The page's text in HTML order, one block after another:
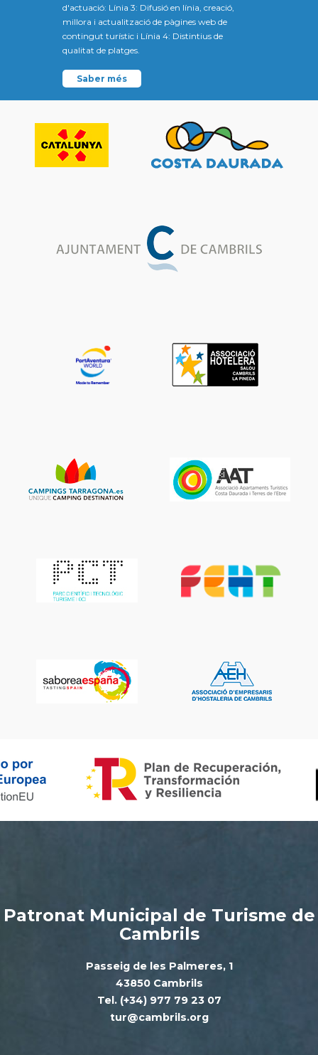
d'actuació: Línia 3: Difusió en línia, creació,
millora i actualització de pàgines web de
contingut turístic i Línia 4: Distintius de
qualitat de platges.
Saber més
Patronat Municipal de Turisme de
Cambrils
Passeig de les Palmeres, 1
43850 Cambrils
Tel. (+34) 977 79 23 07
tur@cambrils.org